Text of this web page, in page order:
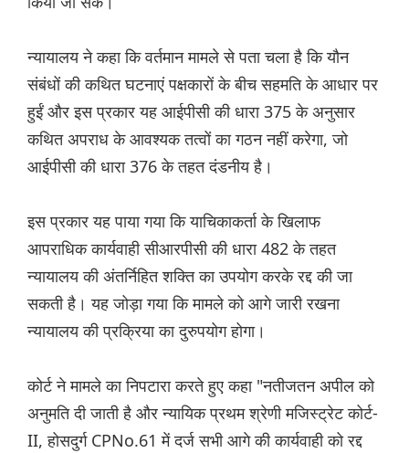
न्यायालय ने कहा कि वर्तमान मामले से पता चला है कि यौन
संबंधों की कथित घटनाएं पक्षकारों के बीच सहमति के आधार पर
हुईं और इस प्रकार यह आईपीसी की धारा 375 के अनुसार
कथित अपराध के आवश्यक तत्वों का गठन नहीं करेगा, जो
आईपीसी की धारा 376 के तहत दंडनीय है।
इस प्रकार यह पाया गया कि याचिकाकर्ता के खिलाफ
आपराधिक कार्यवाही सीआरपीसी की धारा 482 के तहत
न्यायालय की अंतर्निहित शक्ति का उपयोग करके रद्द की जा
सकती है। यह जोड़ा गया कि मामले को आगे जारी रखना
न्यायालय की प्रक्रिया का दुरुपयोग होगा।
कोर्ट ने मामले का निपटारा करते हुए कहा "नतीजतन अपील को
अनुमति दी जाती है और न्यायिक प्रथम श्रेणी मजिस्ट्रेट कोर्ट-
II, होसदुर्ग CPNo.61 में दर्ज सभी आगे की कार्यवाही को रद्द